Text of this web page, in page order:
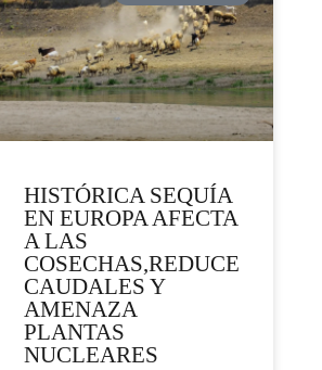
HISTÓRICA SEQUÍA
EN EUROPA AFECTA
A LAS
COSECHAS,REDUCE
CAUDALES Y
AMENAZA
PLANTAS
NUCLEARES